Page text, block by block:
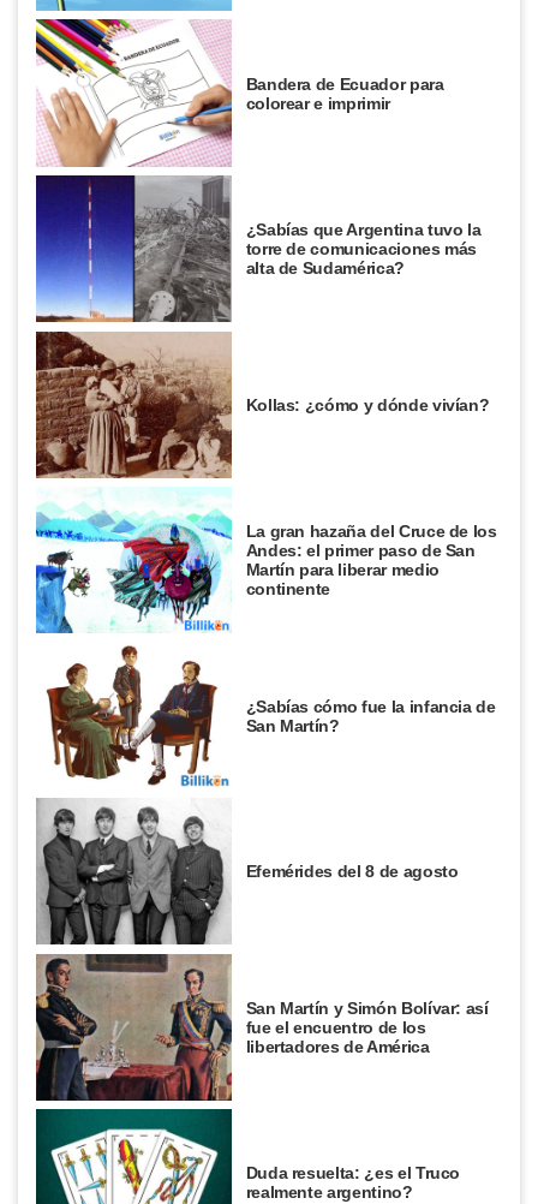
Bandera de Ecuador para
colorear e imprimir
¿Sabías que Argentina tuvo la
torre de comunicaciones más
alta de Sudamérica?
Kollas: ¿cómo y dónde vivían?
La gran hazaña del Cruce de los
Andes: el primer paso de San
Martín para liberar medio
continente
¿Sabías cómo fue la infancia de
San Martín?
Efemérides del 8 de agosto
San Martín y Simón Bolívar: así
fue el encuentro de los
libertadores de América
Duda resuelta: ¿es el Truco
realmente argentino?